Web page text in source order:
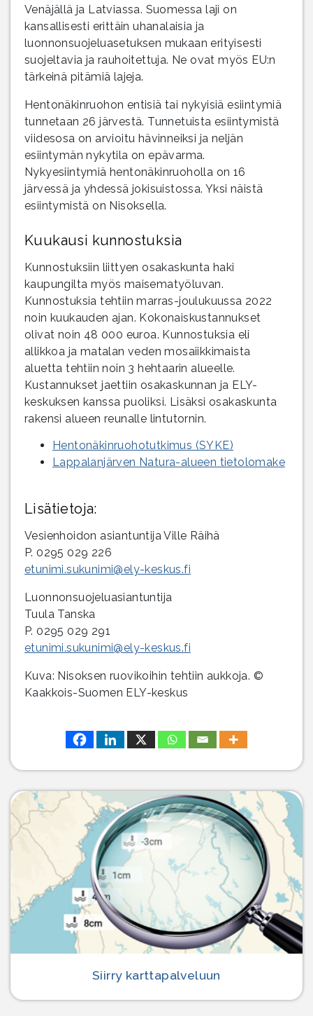
Venäjällä ja Latviassa. Suomessa laji on
kansallisesti erittäin uhanalaisia ja
luonnonsuojeluasetuksen mukaan erityisesti
suojeltavia ja rauhoitettuja. Ne ovat myös EU:n
tärkeinä pitämiä lajeja.
Hentonäkinruohon entisiä tai nykyisiä esiintymiä
tunnetaan 26 järvestä. Tunnetuista esiintymistä
viidesosa on arvioitu hävinneiksi ja neljän
esiintymän nykytila on epävarma.
Nykyesiintymiä hentonäkinruoholla on 16
järvessä ja yhdessä jokisuistossa. Yksi näistä
esiintymistä on Nisoksella.
Kuukausi kunnostuksia
Kunnostuksiin liittyen osakaskunta haki
kaupungilta myös maisematyöluvan.
Kunnostuksia tehtiin marras-joulukuussa 2022
noin kuukauden ajan. Kokonaiskustannukset
olivat noin 48 000 euroa. Kunnostuksia eli
allikkoa ja matalan veden mosaiikkimaista
aluetta tehtiin noin 3 hehtaarin alueelle.
Kustannukset jaettiin osakaskunnan ja ELY-
keskuksen kanssa puoliksi. Lisäksi osakaskunta
rakensi alueen reunalle lintutornin.
Hentonäkinruohotutkimus (SYKE)
Lappalanjärven Natura-alueen tietolomake
Lisätietoja:
Vesienhoidon asiantuntija Ville Räihä
P. 0295 029 226
etunimi.sukunimi@ely-keskus.fi
Luonnonsuojeluasiantuntija
Tuula Tanska
P. 0295 029 291
etunimi.sukunimi@ely-keskus.fi
Kuva: Nisoksen ruovikoihin tehtiin aukkoja. ©
Kaakkois-Suomen ELY-keskus
Siirry karttapalveluun